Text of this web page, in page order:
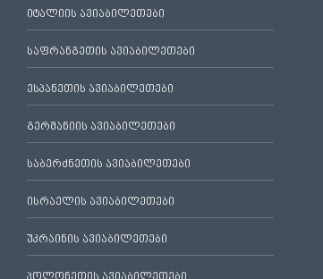
იტალიის ავიაბილეთები
საფრანგეთის ავიაბილეთები
ესპანეთის ავიაბილეთები
გერმანიის ავიაბილეთები
საბერძნეთის ავიაბილეთები
ისრაელის ავიაბილეთები
უკრაინის ავიაბილეთები